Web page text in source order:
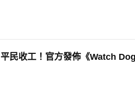
平民收工！官方發佈《Watch